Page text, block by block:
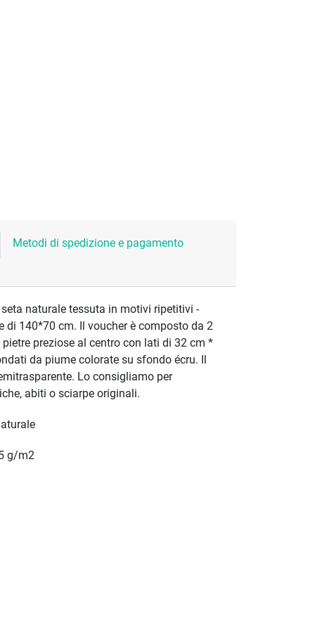
Metodi di spedizione e pagamento
naturale tessuta in motivi ripetitivi -
di 140*70 cm. Il voucher è composto da 2
preziose al centro con lati di 32 cm *
da piume colorate su sfondo écru. Il
Lo consigliamo per
abiti o sciarpe originali.
g/m2